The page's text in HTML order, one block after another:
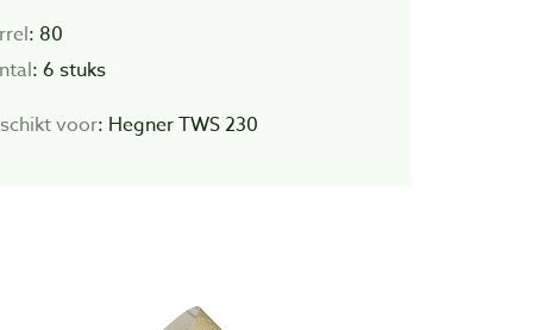
: 80
: 6 stuks
voor: Hegner TWS 230